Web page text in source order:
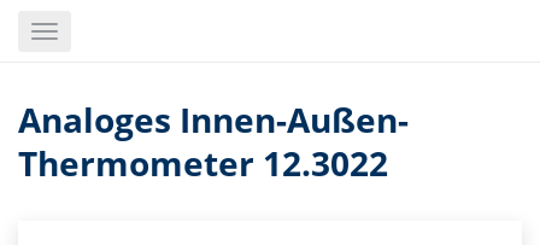
Toggle
Analoges Innen-Außen-
Thermometer 12.3022